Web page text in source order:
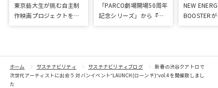
東京藝大生が挑む自主制
作映画プロジェクトをク
「PARCO劇場開場50周年
記念シリーズ」から『ラ
NEW
BOOSTER
ホーム サステナビリティ サステナビリティブログ
新春の渋谷クアトロで
次世代アーティストに出会う 対バンイベント"LAUNCH(ローンチ)"vol.4を開催致しまし
た